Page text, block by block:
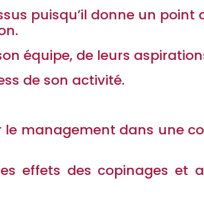
puisqu’il donne un point
équipe, de leurs
de son activité.
le management dans une
effets des copinages et